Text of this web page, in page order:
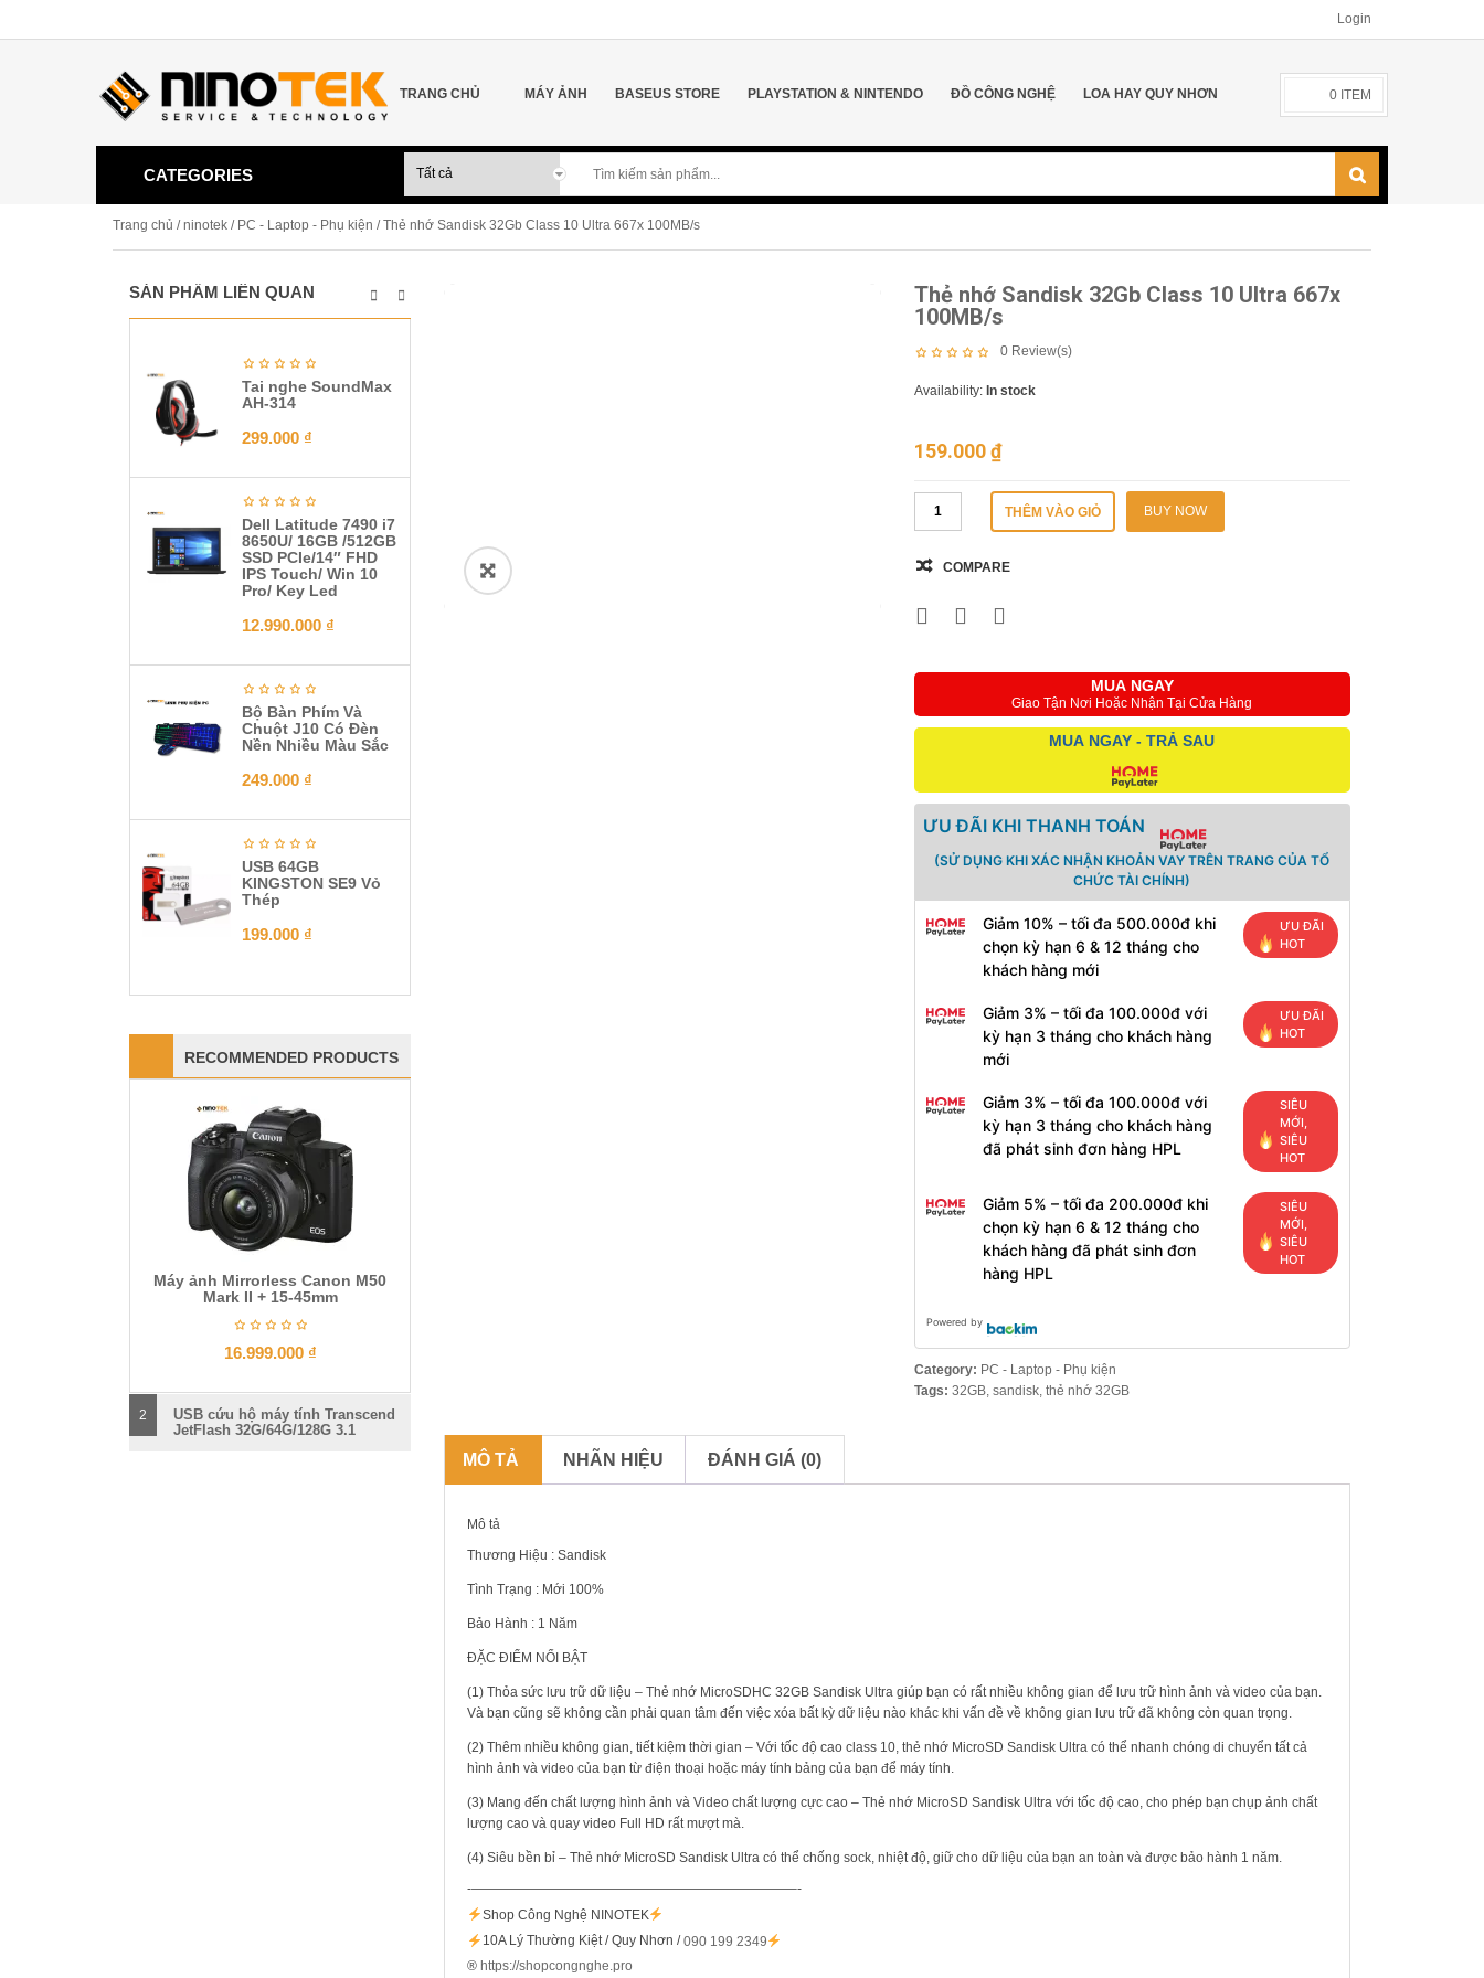
Login
TRANG CHỦ MÁY ẢNH BASEUS STORE PLAYSTATION & NINTENDO ĐỒ CÔNG NGHỆ LOA HAY QUY NHƠN 0 ITEM
CATEGORIES
Trang chủ /ninotek / PC - Laptop - Phụ kiện / Thẻ nhớ Sandisk 32Gb Class 10 Ultra 667x 100MB/s
SẢN PHẨM LIÊN QUAN
Tai nghe SoundMax
AH-314
299.000 ₫
Dell Latitude 7490 i7
8650U/ 16GB /512GB
SSD PCIe/14″ FHD
IPS Touch/ Win 10
Pro/ Key Led
12.990.000 ₫
Bộ Bàn Phím Và
Chuột J10 Có Đèn
Nền Nhiều Màu Sắc
249.000 ₫
USB 64GB
KINGSTON SE9 Vỏ
Thép
199.000 ₫
RECOMMENDED PRODUCTS
Máy ảnh Mirrorless Canon M50
Mark II + 15-45mm
16.999.000 ₫
2
USB cứu hộ máy tính Transcend
JetFlash 32G/64G/128G 3.1
🔍
Thẻ nhớ Sandisk 32Gb Class 10 Ultra 667x
100MB/s
0Review(s)
Availability: In stock
159.000₫
THÊM VÀO GIỎ BUY NOW
COMPARE
MUA NGAY
Giao Tận Nơi Hoặc Nhận Tại Cửa Hàng
MUA NGAY - TRẢ SAU
ƯU ĐÃI KHI THANH TOÁN
(SỬ DỤNG KHI XÁC NHẬN KHOẢN VAY TRÊN TRANG CỦA TỔ
CHỨC TÀI CHÍNH)
Giảm 10% – tối đa 500.000đ khi
chọn kỳ hạn 6 & 12 tháng cho
khách hàng mới
ƯU ĐÃI
HOT
Giảm 3% – tối đa 100.000đ với
kỳ hạn 3 tháng cho khách hàng
mới
ƯU ĐÃI
HOT
Giảm 3% – tối đa 100.000đ với
kỳ hạn 3 tháng cho khách hàng
đã phát sinh đơn hàng HPL
SIÊU
MỚI,
SIÊU
HOT
Giảm 5% – tối đa 200.000đ khi
chọn kỳ hạn 6 & 12 tháng cho
khách hàng đã phát sinh đơn
hàng HPL
SIÊU
MỚI,
SIÊU
HOT
Powered by
Category: PC - Laptop - Phụ kiện
Tags: 32GB, sandisk, thẻ nhớ 32GB
MÔ TẢ NHÃN HIỆU ĐÁNH GIÁ (0)
Mô tả
Thương Hiệu : Sandisk
Tình Trạng : Mới 100%
Bảo Hành : 1 Năm
ĐẶC ĐIỂM NỔI BẬT
(1) Thỏa sức lưu trữ dữ liệu – Thẻ nhớ MicroSDHC 32GB Sandisk Ultra giúp bạn có rất nhiều không gian để lưu trữ hình ảnh và video của bạn.
Và bạn cũng sẽ không cần phải quan tâm đến việc xóa bất kỳ dữ liệu nào khác khi vấn đề về không gian lưu trữ đã không còn quan trọng.
(2) Thêm nhiều không gian, tiết kiệm thời gian – Với tốc độ cao class 10, thẻ nhớ MicroSD Sandisk Ultra có thể nhanh chóng di chuyển tất cả
hình ảnh và video của bạn từ điện thoại hoặc máy tính bảng của bạn để máy tính.
(3) Mang đến chất lượng hình ảnh và Video chất lượng cực cao – Thẻ nhớ MicroSD Sandisk Ultra với tốc độ cao, cho phép bạn chụp ảnh chất
lượng cao và quay video Full HD rất mượt mà.
(4) Siêu bền bỉ – Thẻ nhớ MicroSD Sandisk Ultra có thể chống sock, nhiệt độ, giữ cho dữ liệu của bạn an toàn và được bảo hành 1 năm.
-————————————————————————–-
Shop Công Nghệ NINOTEK
10A Lý Thường Kiệt / Quy Nhơn /090 199 2349
®️ https://shopcongnghe.pro